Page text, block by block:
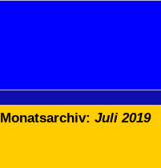
Monatsarchiv: Juli 2019